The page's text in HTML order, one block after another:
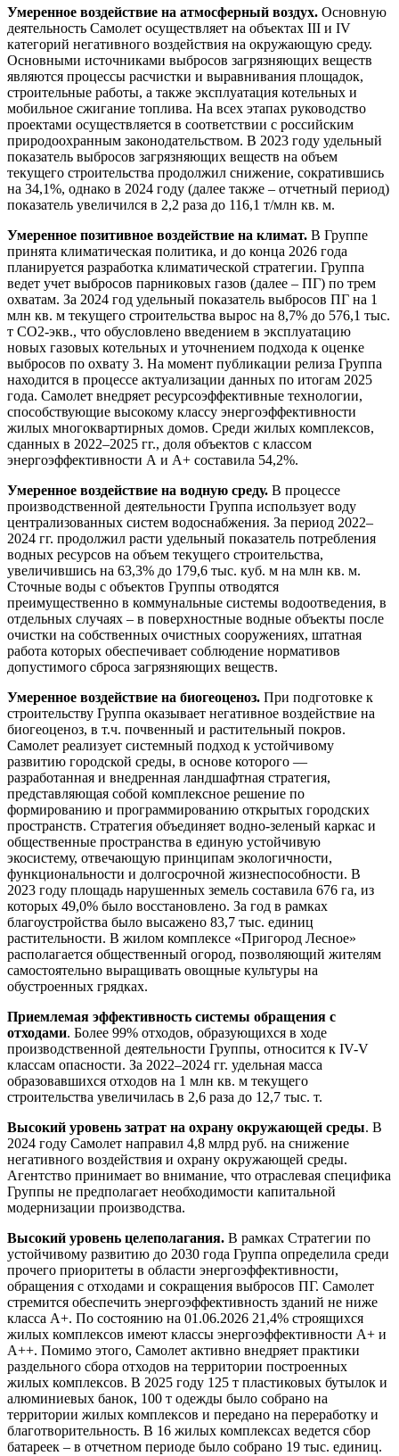
Умеренное воздействие на атмосферный воздух. Основную
деятельность Самолет осуществляет на объектах III и IV
категорий негативного воздействия на окружающую среду.
Основными источниками выбросов загрязняющих веществ
являются процессы расчистки и выравнивания площадок,
строительные работы, а также эксплуатация котельных и
мобильное сжигание топлива. На всех этапах руководство
проектами осуществляется в соответствии с российским
природоохранным законодательством. В 2023 году удельный
показатель выбросов загрязняющих веществ на объем
текущего строительства продолжил снижение, сократившись
на 34,1%, однако в 2024 году (далее также – отчетный период)
показатель увеличился в 2,2 раза до 116,1 т/млн кв. м.
Умеренное позитивное воздействие на климат. В Группе
принята климатическая политика, и до конца 2026 года
планируется разработка климатической стратегии. Группа
ведет учет выбросов парниковых газов (далее – ПГ) по трем
охватам. За 2024 год удельный показатель выбросов ПГ на 1
млн кв. м текущего строительства вырос на 8,7% до 576,1 тыс.
т СО2-экв., что обусловлено введением в эксплуатацию
новых газовых котельных и уточнением подхода к оценке
выбросов по охвату 3. На момент публикации релиза Группа
находится в процессе актуализации данных по итогам 2025
года. Самолет внедряет ресурсоэффективные технологии,
способствующие высокому классу энергоэффективности
жилых многоквартирных домов. Среди жилых комплексов,
сданных в 2022–2025 гг., доля объектов с классом
энергоэффективности А и А+ составила 54,2%.
Умеренное воздействие на водную среду. В процессе
производственной деятельности Группа использует воду
централизованных систем водоснабжения. За период 2022–
2024 гг. продолжил расти удельный показатель потребления
водных ресурсов на объем текущего строительства,
увеличившись на 63,3% до 179,6 тыс. куб. м на млн кв. м.
Сточные воды с объектов Группы отводятся
преимущественно в коммунальные системы водоотведения, в
отдельных случаях – в поверхностные водные объекты после
очистки на собственных очистных сооружениях, штатная
работа которых обеспечивает соблюдение нормативов
допустимого сброса загрязняющих веществ.
Умеренное воздействие на биогеоценоз. При подготовке к
строительству Группа оказывает негативное воздействие на
биогеоценоз, в т.ч. почвенный и растительный покров.
Самолет реализует системный подход к устойчивому
развитию городской среды, в основе которого —
разработанная и внедренная ландшафтная стратегия,
представляющая собой комплексное решение по
формированию и программированию открытых городских
пространств. Стратегия объединяет водно-зеленый каркас и
общественные пространства в единую устойчивую
экосистему, отвечающую принципам экологичности,
функциональности и долгосрочной жизнеспособности. В
2023 году площадь нарушенных земель составила 676 га, из
которых 49,0% было восстановлено. За год в рамках
благоустройства было высажено 83,7 тыс. единиц
растительности. В жилом комплексе «Пригород Лесное»
располагается общественный огород, позволяющий жителям
самостоятельно выращивать овощные культуры на
обустроенных грядках.
Приемлемая эффективность системы обращения с
отходами. Более 99% отходов, образующихся в ходе
производственной деятельности Группы, относится к IV-V
классам опасности. За 2022–2024 гг. удельная масса
образовавшихся отходов на 1 млн кв. м текущего
строительства увеличилась в 2,6 раза до 12,7 тыс. т.
Высокий уровень затрат на охрану окружающей среды. В
2024 году Самолет направил 4,8 млрд руб. на снижение
негативного воздействия и охрану окружающей среды.
Агентство принимает во внимание, что отраслевая специфика
Группы не предполагает необходимости капитальной
модернизации производства.
Высокий уровень целеполагания. В рамках Стратегии по
устойчивому развитию до 2030 года Группа определила среди
прочего приоритеты в области энергоэффективности,
обращения с отходами и сокращения выбросов ПГ. Самолет
стремится обеспечить энергоэффективность зданий не ниже
класса А+. По состоянию на 01.06.2026 21,4% строящихся
жилых комплексов имеют классы энергоэффективности А+ и
А++. Помимо этого, Самолет активно внедряет практики
раздельного сбора отходов на территории построенных
жилых комплексов. В 2025 году 125 т пластиковых бутылок и
алюминиевых банок, 100 т одежды было собрано на
территории жилых комплексов и передано на переработку и
благотворительность. В 16 жилых комплексах ведется сбор
батареек – в отчетном периоде было собрано 19 тыс. единиц.